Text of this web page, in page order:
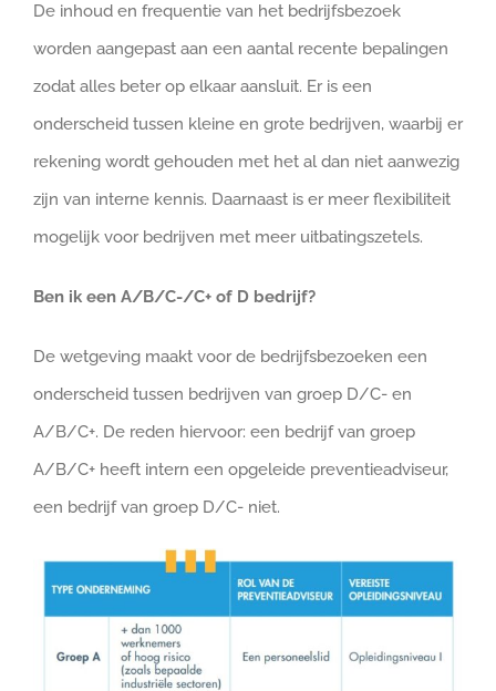
De inhoud en frequentie van het bedrijfsbezoek
worden aangepast aan een aantal recente bepalingen
zodat alles beter op elkaar aansluit. Er is een
onderscheid tussen kleine en grote bedrijven, waarbij er
rekening wordt gehouden met het al dan niet aanwezig
zijn van interne kennis. Daarnaast is er meer flexibiliteit
mogelijk voor bedrijven met meer uitbatingszetels.
Ben ik een A/B/C-/C+ of D bedrijf?
De wetgeving maakt voor de bedrijfsbezoeken een
onderscheid tussen bedrijven van groep D/C- en
A/B/C+. De reden hiervoor: een bedrijf van groep
A/B/C+ heeft intern een opgeleide preventieadviseur,
een bedrijf van groep D/C- niet.